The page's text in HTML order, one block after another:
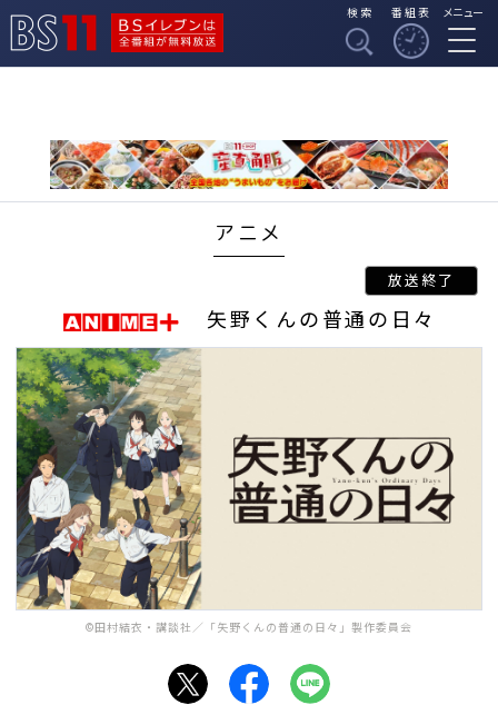
BSイレブンは全番組
検索 番組表 メニュー
アニメ
矢野くんの普通の日々
©田村結衣・講談社／「矢野くんの普通の日々」製作委員会